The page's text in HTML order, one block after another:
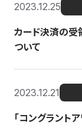
2023.12.25
カード決済の
ついて
2023.12.21
「コングラント